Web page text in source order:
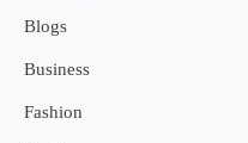
Blogs
Business
Fashion